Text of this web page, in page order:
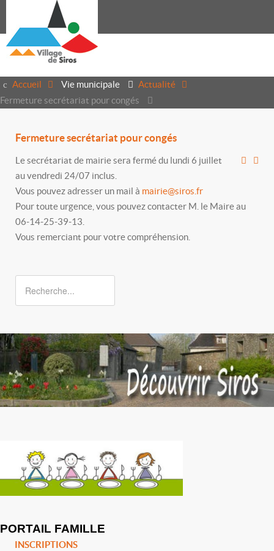
Accueil Vie municipale
Actualité
Fermeture secrétariat pour congés
Fermeture secrétariat pour congés
Le secrétariat de mairie sera fermé du lundi 6 juillet
au vendredi 24/07 inclus.
Vous pouvez adresser un mail à mairie@siros.fr
Pour toute urgence, vous pouvez contacter M. le Maire au
06-14-25-39-13.
Vous remerciant pour votre compréhension.
PORTAIL FAMILLE
INSCRIPTIONS